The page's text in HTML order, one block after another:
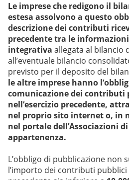
Le imprese che redigono il
estesa assolvono a questo
descrizione dei contributi
precedente tra le
integrativa allegata al bilancio
all’eventuale bilancio
previsto per il deposito del
le altre imprese hanno
comunicazione dei contributi
nell’esercizio precedente,
nel proprio sito internet o, in
nel portale dell’Associazioni
appartenenza.
L’obbligo di pubblicazione non
l’importo dei contributi